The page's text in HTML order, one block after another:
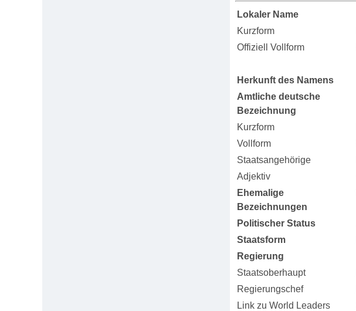
Lokaler Name
Kurzform
Offiziell Vollform
Herkunft des Namens
Amtliche deutsche
Bezeichnung
Kurzform
Vollform
Staatsangehörige
Adjektiv
Ehemalige
Bezeichnungen
Politischer Status
Staatsform
Regierung
Staatsoberhaupt
Regierungschef
Link zu World Leaders